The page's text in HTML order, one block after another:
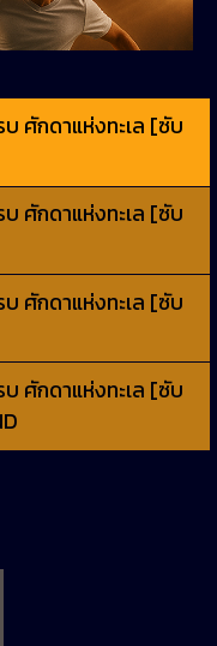
บ ศักดาแห่งทะเล [ซับ
บ ศักดาแห่งทะเล [ซับ
บ ศักดาแห่งทะเล [ซับ
บ ศักดาแห่งทะเล [ซับ